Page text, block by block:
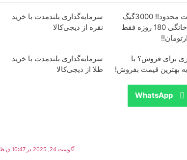
⏳فرصت محدود!! 3000گیگ
اینترنت خانگی 180 روزه فقط
سرمایه‌گذاری بلندمدت با خرید
نقره از دیجی‌کالا
برای فروش؟ با
به بهترین قیمت بفروش!
سرمایه‌گذاری بلندمدت با خرید
طلا از دیجی‌کالا
WhatsApp
آگوست 24, 2025 در 10:47 ق.ظ